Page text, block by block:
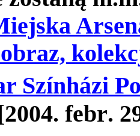
Színházi
febr.